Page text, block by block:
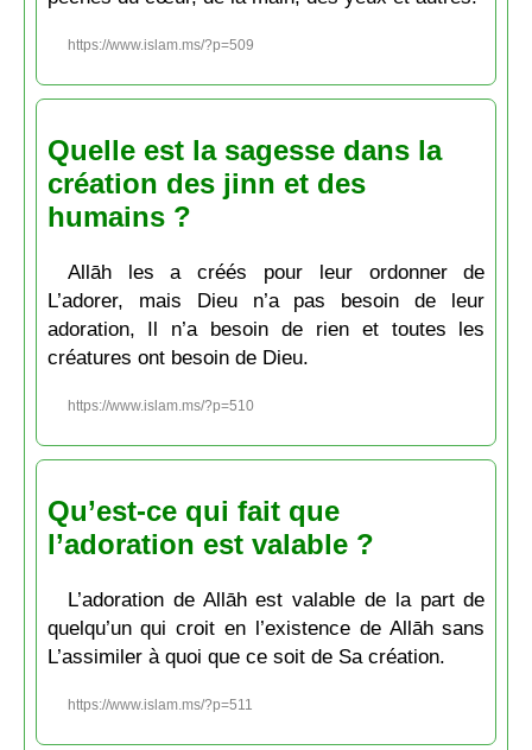
https://www.islam.ms/?p=509
Quelle est la sagesse dans la
création des jinn et des
humains ?
Allāh les a créés pour leur ordonner de
L’adorer, mais Dieu n’a pas besoin de leur
adoration, Il n’a besoin de rien et toutes les
créatures ont besoin de Dieu.
https://www.islam.ms/?p=510
Qu’est-ce qui fait que
l’adoration est valable ?
L’adoration de Allāh est valable de la part de
quelqu’un qui croit en l’existence de Allāh sans
L’assimiler à quoi que ce soit de Sa création.
https://www.islam.ms/?p=511